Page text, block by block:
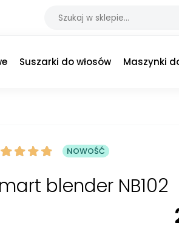
Suszarki do włosów Maszynki
NOWOŚĆ
blender NB102